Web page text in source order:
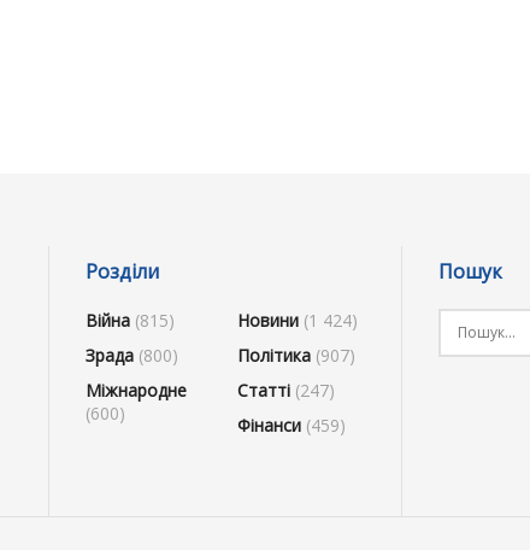
Розділи
Війна (815)
Зрада (800)
Міжнародне
(600)
Новини(1 424)
Політика(907)
Статті(247)
Фінанси(459)
Пошук